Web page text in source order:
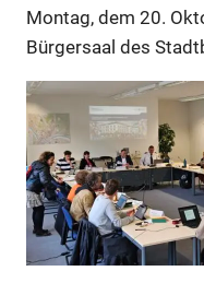
Montag, dem 20.
Bürgersaal des